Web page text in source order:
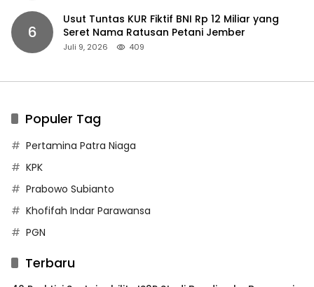
6
Usut Tuntas KUR Fiktif BNI Rp 12 Miliar yang
Seret Nama Ratusan Petani Jember
Juli 9, 2026 409
Populer Tag
Pertamina Patra Niaga
KPK
Prabowo Subianto
Khofifah Indar Parawansa
PGN
Terbaru